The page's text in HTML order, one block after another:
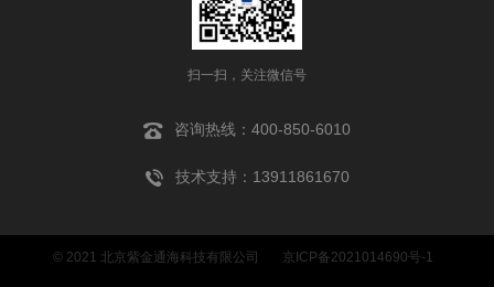
扫一扫，关注微信号
咨询热线：400-850-6010
技术支持：13911861670
© 2021 北京紫金通海科技有限公司 京ICP备2021014690号-1